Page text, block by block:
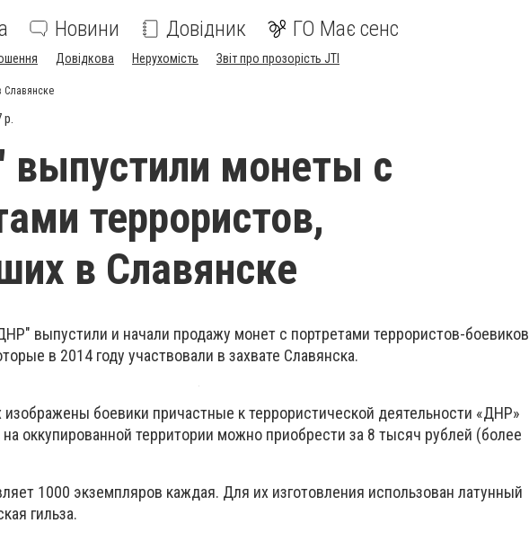
Новини Довідник ГО Має сенс
Довідкова Нерухомість Звіт про прозорість JTI
Славянске
р.
монеты с
террористов,
в Славянске
выпустили и начали продажу монет с портретами террористов-боевиков
в 2014 году участвовали в захвате Славянска.
боевики причастные к террористической деятельности «ДНР»
оккупированной территории можно приобрести за 8 тысяч рублей (более
1000 экземпляров каждая. Для их изготовления использован латунный
гильза.